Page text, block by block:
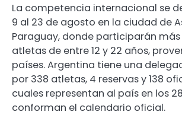
La competencia internacional se
9 al 23 de agosto en la ciudad de
Paraguay, donde participarán más
atletas de entre 12 y 22 años,
países. Argentina tiene una
por 338 atletas, 4 reservas y 138
cuales representan al país en los
conforman el calendario oficial.